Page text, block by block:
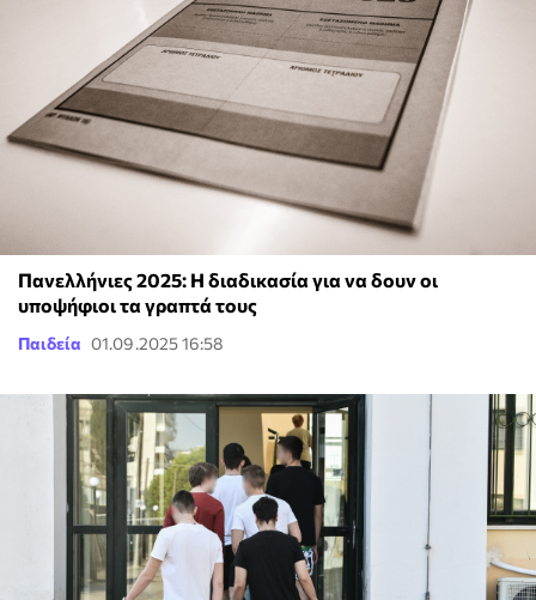
Πανελλήνιες 2025: Η διαδικασία για να δουν οι
υποψήφιοι τα γραπτά τους
Παιδεία 01.09.2025 16:58